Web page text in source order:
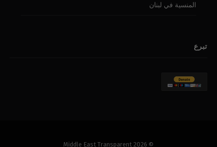
المنسية في لبنان
تبرع
© 2026 Middle East Transparent